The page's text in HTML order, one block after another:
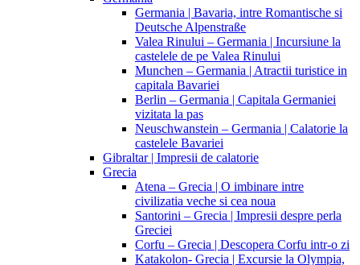
Germania | Bavaria, intre Romantische si
Deutsche Alpenstraße
Valea Rinului – Germania | Incursiune la
castelele de pe Valea Rinului
Munchen – Germania | Atractii turistice in
capitala Bavariei
Berlin – Germania | Capitala Germaniei
vizitata la pas
Neuschwanstein – Germania | Calatorie la
castelele Bavariei
Gibraltar | Impresii de calatorie
Grecia
Atena – Grecia | O imbinare intre
civilizatia veche si cea noua
Santorini – Grecia | Impresii despre perla
Greciei
Corfu – Grecia | Descopera Corfu intr-o zi
Katakolon- Grecia | Excursie la Olympia,